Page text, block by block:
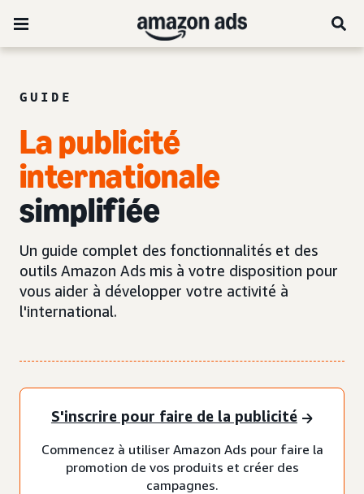
GUIDE
La publicité
internationale
simplifiée
Un guide complet des fonctionnalités et des
outils Amazon Ads mis à votre disposition pour
vous aider à développer votre activité à
l'international.
S'inscrire pour faire de la publicité
Commencez à utiliser Amazon Ads pour faire la
promotion de vos produits et créer des
campagnes.